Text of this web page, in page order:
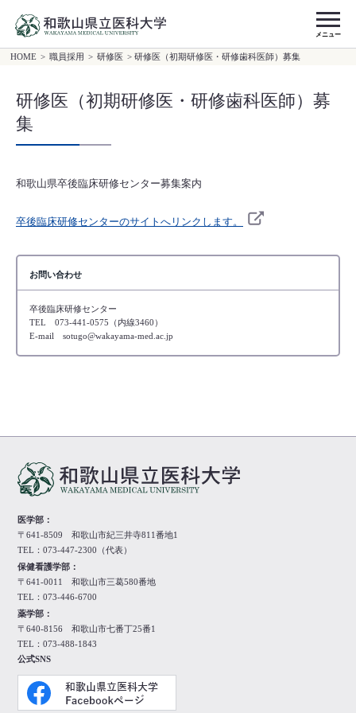
メニュー
HOME > 職員採用 > 研修医 > 研修医（初期研修医・研修歯科医師）募集
研修医（初期研修医・研修歯科医師）募
集
和歌山県卒後臨床研修センター募集案内
卒後臨床研修センターのサイトへリンクします。
お問い合わせ
卒後臨床研修センター
TEL 073-441-0575（内線3460）
E-mail sotugo@wakayama-med.ac.jp
医学部：
〒641-8509 和歌山市紀三井寺811番地1
TEL：073-447-2300（代表）
保健看護学部：
〒641-0011 和歌山市三葛580番地
TEL：073-446-6700
薬学部：
〒640-8156 和歌山市七番丁25番1
TEL：073-488-1843
公式SNS